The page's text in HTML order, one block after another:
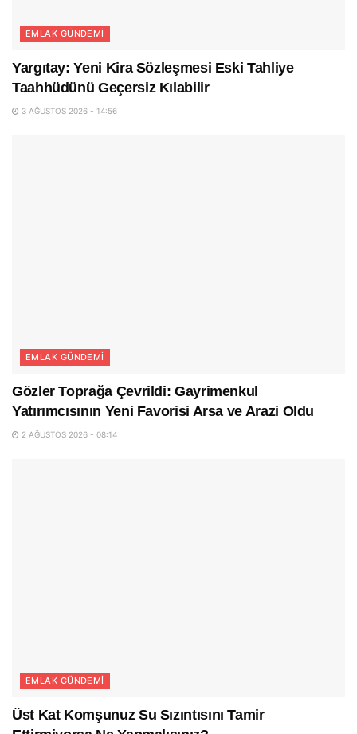
EMLAK GÜNDEMI
Yargıtay: Yeni Kira Sözleşmesi Eski Tahliye
Taahhüdünü Geçersiz Kılabilir
3 AĞUSTOS 2026 - 14:56
EMLAK GÜNDEMI
Gözler Toprağa Çevrildi: Gayrimenkul
Yatırımcısının Yeni Favorisi Arsa ve Arazi Oldu
2 AĞUSTOS 2026 - 08:14
EMLAK GÜNDEMI
Üst Kat Komşunuz Su Sızıntısını Tamir